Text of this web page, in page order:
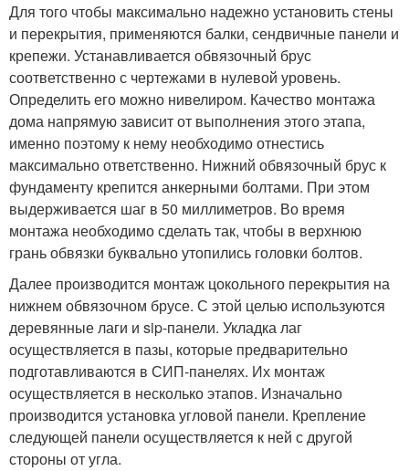
Для того чтобы максимально надежно установить стены
и перекрытия, применяются балки, сендвичные панели и
крепежи. Устанавливается обвязочный брус
соответственно с чертежами в нулевой уровень.
Определить его можно нивелиром. Качество монтажа
дома напрямую зависит от выполнения этого этапа,
именно поэтому к нему необходимо отнестись
максимально ответственно. Нижний обвязочный брус к
фундаменту крепится анкерными болтами. При этом
выдерживается шаг в 50 миллиметров. Во время
монтажа необходимо сделать так, чтобы в верхнюю
грань обвязки буквально утопились головки болтов.
Далее производится монтаж цокольного перекрытия на
нижнем обвязочном брусе. С этой целью используются
деревянные лаги и sip-панели. Укладка лаг
осуществляется в пазы, которые предварительно
подготавливаются в СИП-панелях. Их монтаж
осуществляется в несколько этапов. Изначально
производится установка угловой панели. Крепление
следующей панели осуществляется к ней с другой
стороны от угла.